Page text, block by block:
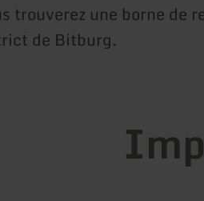
trouverez une borne de
de Bitburg.